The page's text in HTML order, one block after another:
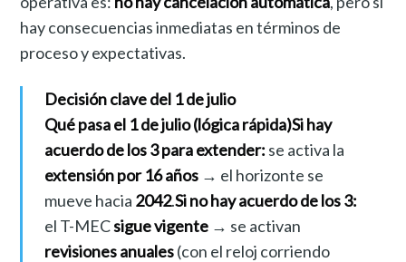
hay consecuencias inmediatas en términos de
proceso y expectativas.
Decisión clave del 1 de julio
Qué pasa el 1 de julio (lógica rápida)Si hay
acuerdo de los 3 para extender: se activa la
extensión por 16 años→ el horizonte se
mueve hacia 2042.Si no hay acuerdo de los 3:
el T-MECsigue vigente→ se activan
revisiones anuales(con el reloj corriendo